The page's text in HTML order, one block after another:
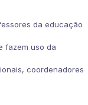
da educação
fazem uso da
coordenadores